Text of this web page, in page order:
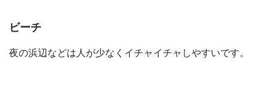
ビーチ
夜の浜辺などは人が少なくイチャイチャしやすいです。